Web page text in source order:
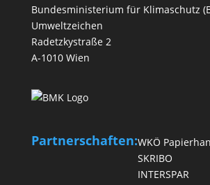
Bundesministerium für Klimaschutz
Umweltzeichen
Radetzkystraße 2
A-1010 Wien
Partnerschaften:WKÖ
SKRIBO
INTERSPAR